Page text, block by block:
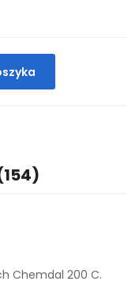
Chemdal 200 C.